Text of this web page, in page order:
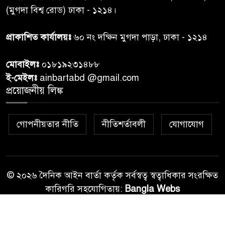
রাতের মধ্যে ঢাকাসহ ১০ অঞ্চলে
ঝড়বৃষ্টির পূর্বাভাস
৮
প্রধানমন্ত্রীর সঙ্গে দেখা করে স্বপ্নপূরণ
উপহার
৯
২০ আগস্ট রাষ্ট্রপতি নির্বাচন,
১০
(মুগদা বিশ্ব রোড) ঢাকা - ১২১৪।
প্রাকাশিত কার্যালয়ঃ৬০ নং দক্ষিন মুগদা পাড়া, ঢাকা - ১২১৪
মোবাইলঃ ০১৮১৯২৩১৪৮৮
ই-মেইলঃ ainbartabd @gmail.com
প্রয়োজনীয় লিঙ্ক
গোপনীয়তার নীতি নীতিশর্তাবলী যোগাযোগ
© ২০২৬ দৈনিক আইন বার্তা কর্তৃক সর্বস্বত্ব স্বত্বাধিকার সংরক্ষিত
কারিগরি সহযোগিতায়: Bangla Webs